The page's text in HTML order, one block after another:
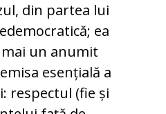
din partea lui
ea
un anumit
esențială a
respectul (fie și